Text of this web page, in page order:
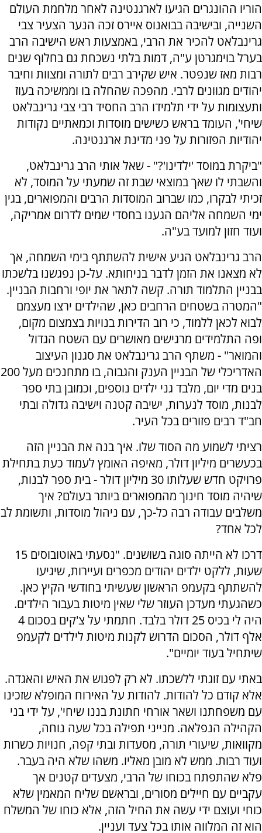
הוריו ההונגרים הגיעו לארגנטינה לאחר מלחמת העולם
השנייה, ובישיבה בבואנוס איירס זכה הנער הצעיר צבי
גרינבלאט להכיר את הרבי, באמצעות ראש הישיבה הרב
בערל בוימגרטן ע"ה, דמות בלתי נשכחת גם בחלוף שנים
רבות מאז שנפטר. איש שקירב רבים לתורה ומצוות וחיבר
יהודים מגוונים לרבי. מהפכה שהחלה בו וממשיכה בעוז
ותעצומות על ידי תלמידו הרב החסיד רבי צבי גרינבלאט
שיחי', העומד בראש כשישים מוסדות וכמאתיים נקודות
יהודיות הפזורות על פני מדינת ארגנטינה.
"ביקרת במוסד 'ילדינו'?" - שאל אותי הרב גרינבלאט,
והשבתי לו שאך במוצאי שבת זה שמעתי על המוסד, לא
זכיתי לבקרו, כמו שברוב המוסדות הרבים והמפוארים, בגין
ימי השמחה אליהם הגענו בחסדי שמים לדרום אמריקה,
ועוד חזון למועד בע"ה.
הרב גרינבלאט הגיע אישית להשתתף בימי השמחה, אך
לא מצאנו את הזמן לדבר בניחותא. על-כן נפגשנו בלשכתו
בבניין התלמוד תורה. קשה לתאר את יופי ורחבות הבניין.
"המטרה בשטחים הרחבים כאן, שהילדים ירצו מעצמם
לבוא לכאן ללמוד, כי רוב הדירות בנויות בצמצום מקום,
ופה התלמידים מרגישים מאושרים עם השטח הגדול
והמואר" - משתף הרב גרינבלאט את סגנון העיצוב
האדריכלי של הבניין הענק והגבוה, בו מתחנכים מעל 200
בנים מדי יום, מלבד גני ילדים נוספים, וכמובן בתי ספר
לבנות, מוסד לנערות, ישיבה קטנה וישיבה גדולה ובתי
חב"ד רבים פזורים בכל העיר.
רציתי לשמוע מה הסוד שלו. איך בנה את הבניין הזה
בכעשרים מיליון דולר, מאיפה האומץ לעמוד כעת בתחילת
פרויקט חדש שעלותו 30 מיליון דולר - בית ספר לבנות,
שיהיה מוסד חינוך מהמפוארים ביותר בעולם? איך
משלבים עבודה רבה כל-כך, עם ניהול מוסדות, ותשומת לב
לכל אחד?
דרכו לא הייתה סוגה בשושנים. "נסעתי באוטובוסים 15
שעות, ללקט ילדים יהודים מכפרים ועיירות, שיגיעו
להשתתף בקעמפ הראשון שעשיתי בחודשי הקיץ כאן.
כשהגעתי מעדכן העוזר שלי שאין מיטות בעבור הילדים.
היה לי בכיס 25 דולר בלבד. חתמתי על צ'קים בסכום 4
אלף דולר, הסכום הדרוש לקנות מיטות לילדים לקעמפ
שיתחיל בעוד יומיים".
באתי עם זוגתי ללשכתו. לא רק לפגוש את האיש והאגדה.
אלא קודם כל להודות. להודות על האירוח המופלא שזכינו
עם משפחתנו ושאר אורחי חתונת בננו שיחי', על ידי בני
הקהילה הנפלאה. מנייני תפילה בכל שעה נוחה,
מקוואות, שיעורי תורה, מסעדות ובתי קפה, חנויות כשרות
ועוד רבות. ממש לא מובן מאליו. משהו שלא היה בעבר.
פלא שהתפתח בכוחו של הרבי, מצעדים קטנים אך
עקביים עם חיילים מסורים, ובראשם שליח המאמין שלא
כוחי ועוצם ידי עשה את החיל הזה, אלא כוחו של המשלח
הוא זה המלווה אותו בכל צעד ועניין.